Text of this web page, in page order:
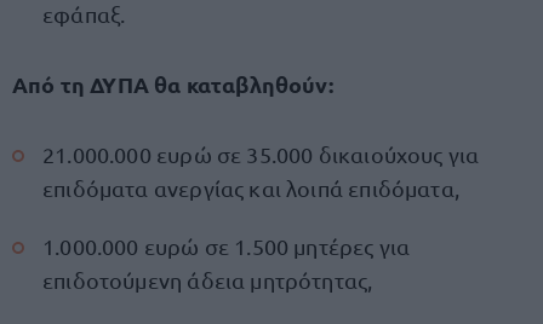
εφάπαξ.
Από τη ΔΥΠΑ θα καταβληθούν:
21.000.000 ευρώ σε 35.000 δικαιούχους για
επιδόματα ανεργίας και λοιπά επιδόματα,
1.000.000 ευρώ σε 1.500 μητέρες για
επιδοτούμενη άδεια μητρότητας,